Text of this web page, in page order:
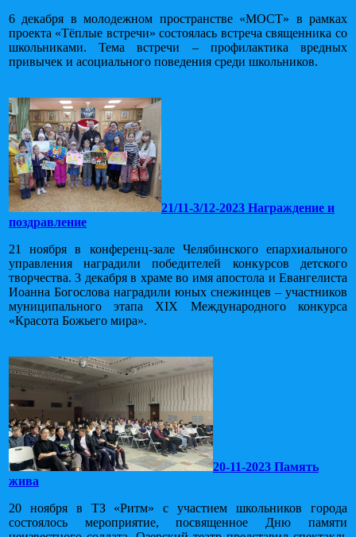
6 декабря в молодежном пространстве «МОСТ» в рамках
проекта «Тёплые встречи» состоялась встреча священника со
школьниками. Тема встречи – профилактика вредных
привычек и асоциального поведения среди школьников.
21/11-3/12-2023 Награждение и
поздравление
21 ноября в конференц-зале Челябинского епархиального
управления наградили победителей конкурсов детского
творчества. 3 декабря в храме во имя апостола и Евангелиста
Иоанна Богослова наградили юных снежинцев – участников
муниципального этапа XIX Международного конкурса
«Красота Божьего мира».
20-11-2023 Память
жива
20 ноября в ТЗ «Ритм» с участием школьников города
состоялось мероприятие, посвященное Дню памяти